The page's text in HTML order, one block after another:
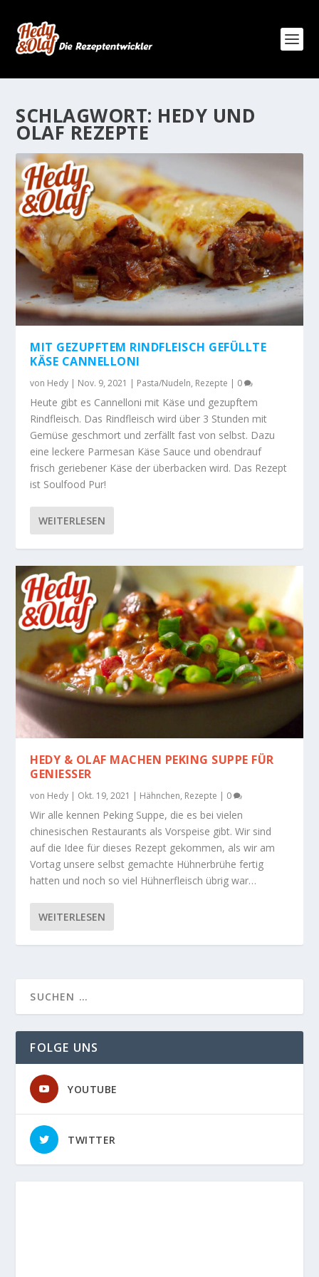
SCHLAGWORT: HEDY UND
OLAF REZEPTE
MIT GEZUPFTEM RINDFLEISCH GEFÜLLTE
KÄSE CANNELLONI
von Hedy | Nov. 9, 2021 | Pasta/Nudeln, Rezepte | 0
Heute gibt es Cannelloni mit Käse und gezupftem
Rindfleisch. Das Rindfleisch wird über 3 Stunden mit
Gemüse geschmort und zerfällt fast von selbst. Dazu
eine leckere Parmesan Käse Sauce und obendrauf
frisch geriebener Käse der überbacken wird. Das Rezept
ist Soulfood Pur!
WEITERLESEN
HEDY & OLAF MACHEN PEKING SUPPE FÜR
GENIESSER
von Hedy | Okt. 19, 2021 | Hähnchen, Rezepte | 0
Wir alle kennen Peking Suppe, die es bei vielen
chinesischen Restaurants als Vorspeise gibt. Wir sind
auf die Idee für dieses Rezept gekommen, als wir am
Vortag unsere selbst gemachte Hühnerbrühe fertig
hatten und noch so viel Hühnerfleisch übrig war…
WEITERLESEN
FOLGE UNS
YOUTUBE
TWITTER